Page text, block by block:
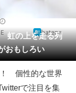
虹の上を走る列
おもしろい
hatena
個性的な世界
で注目を集